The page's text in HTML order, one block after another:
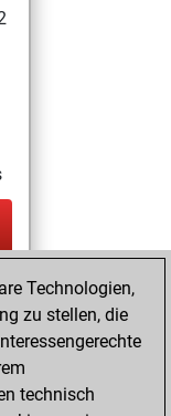
Technologien,
zu stellen, die
technisch